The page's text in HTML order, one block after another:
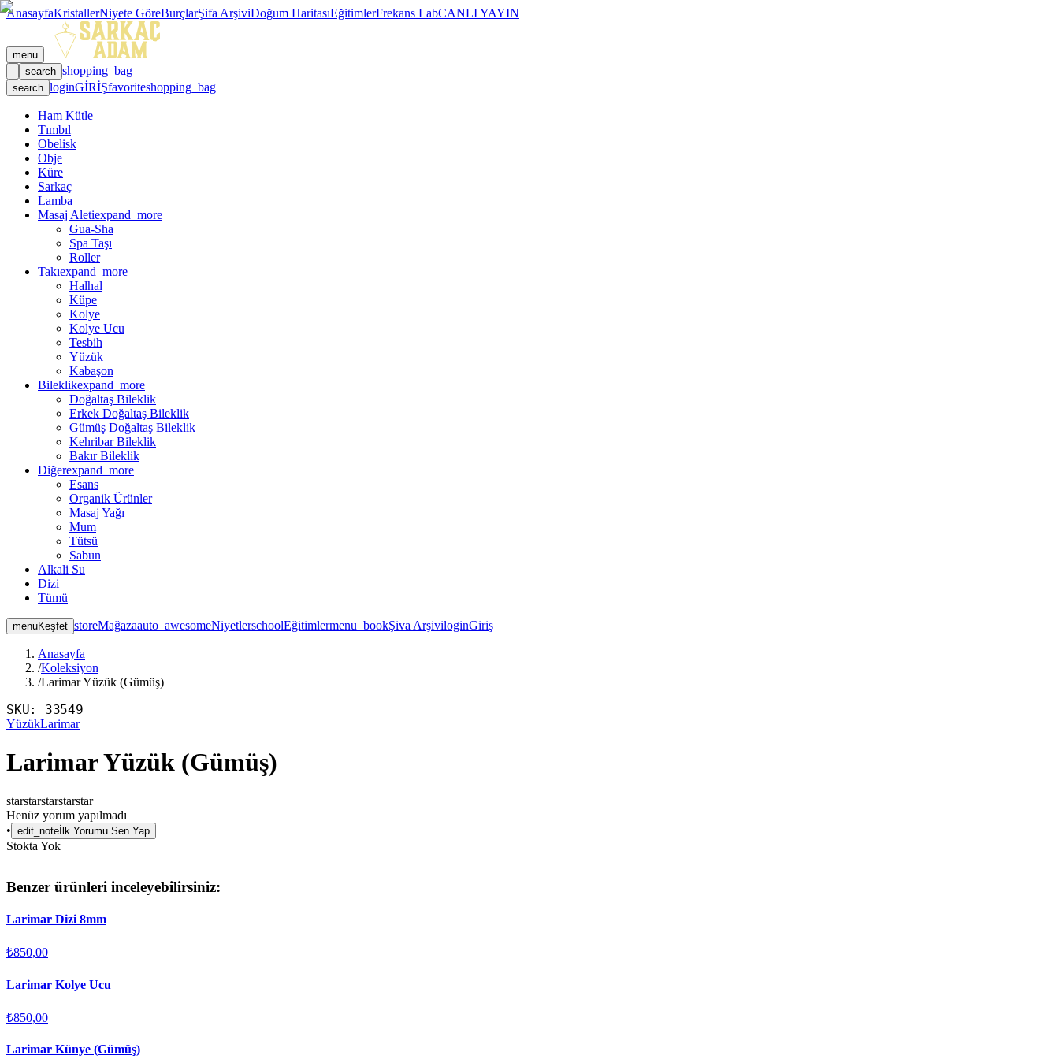
AnasayfaKristallerNiyete GöreBurçlarŞifa ArşiviDoğum HaritasıEğitimlerFrekans LabCANLI YAYIN
menu
search shopping_bag
search loginGİRİŞfavoriteshopping_bag
Ham Kütle
Tımbıl
Obelisk
Obje
Küre
Sarkaç
Lamba
Masaj Aletiexpand_more
Gua-Sha
Spa Taşı
Roller
Takıexpand_more
Halhal
Küpe
Kolye
Kolye Ucu
Tesbih
Yüzük
Kabaşon
Bileklikexpand_more
Doğaltaş Bileklik
Erkek Doğaltaş Bileklik
Gümüş Doğaltaş Bileklik
Kehribar Bileklik
Bakır Bileklik
Diğerexpand_more
Esans
Organik Ürünler
Masaj Yağı
Mum
Tütsü
Sabun
Alkali Su
Dizi
Tümü
menuKeşfet storeMağazaauto_awesomeNiyetlerschoolEğitimlermenu_bookŞiva ArşiviloginGiriş
Anasayfa
/Koleksiyon
/Larimar Yüzük (Gümüş)
SKU: 33549
YüzükLarimar
Larimar Yüzük (Gümüş)
starstarstarstarstar
Henüz yorum yapılmadı
• edit_note İlk Yorumu Sen Yap
Stokta Yok
Benzer ürünleri inceleyebilirsiniz:
Larimar Dizi 8mm
₺850,00
Larimar Kolye Ucu
₺850,00
Larimar Künye (Gümüş)